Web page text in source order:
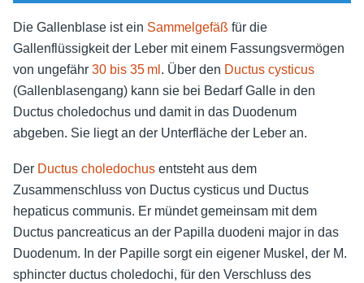
Die Gallenblase ist ein Sammelgefäß für die
Gallenflüssigkeit der Leber mit einem Fassungsvermögen
von ungefähr 30 bis 35 ml . Über den Ductus cysticus
(Gallenblasengang) kann sie bei Bedarf Galle in den
Ductus choledochus und damit in das Duodenum
abgeben. Sie liegt an der Unterfläche der Leber an.
Der Ductus choledochus entsteht aus dem
Zusammenschluss von Ductus cysticus und Ductus
hepaticus communis. Er mündet gemeinsam mit dem
Ductus pancreaticus an der Papilla duodeni major in das
Duodenum. In der Papille sorgt ein eigener Muskel, der M.
sphincter ductus choledochi, für den Verschluss des